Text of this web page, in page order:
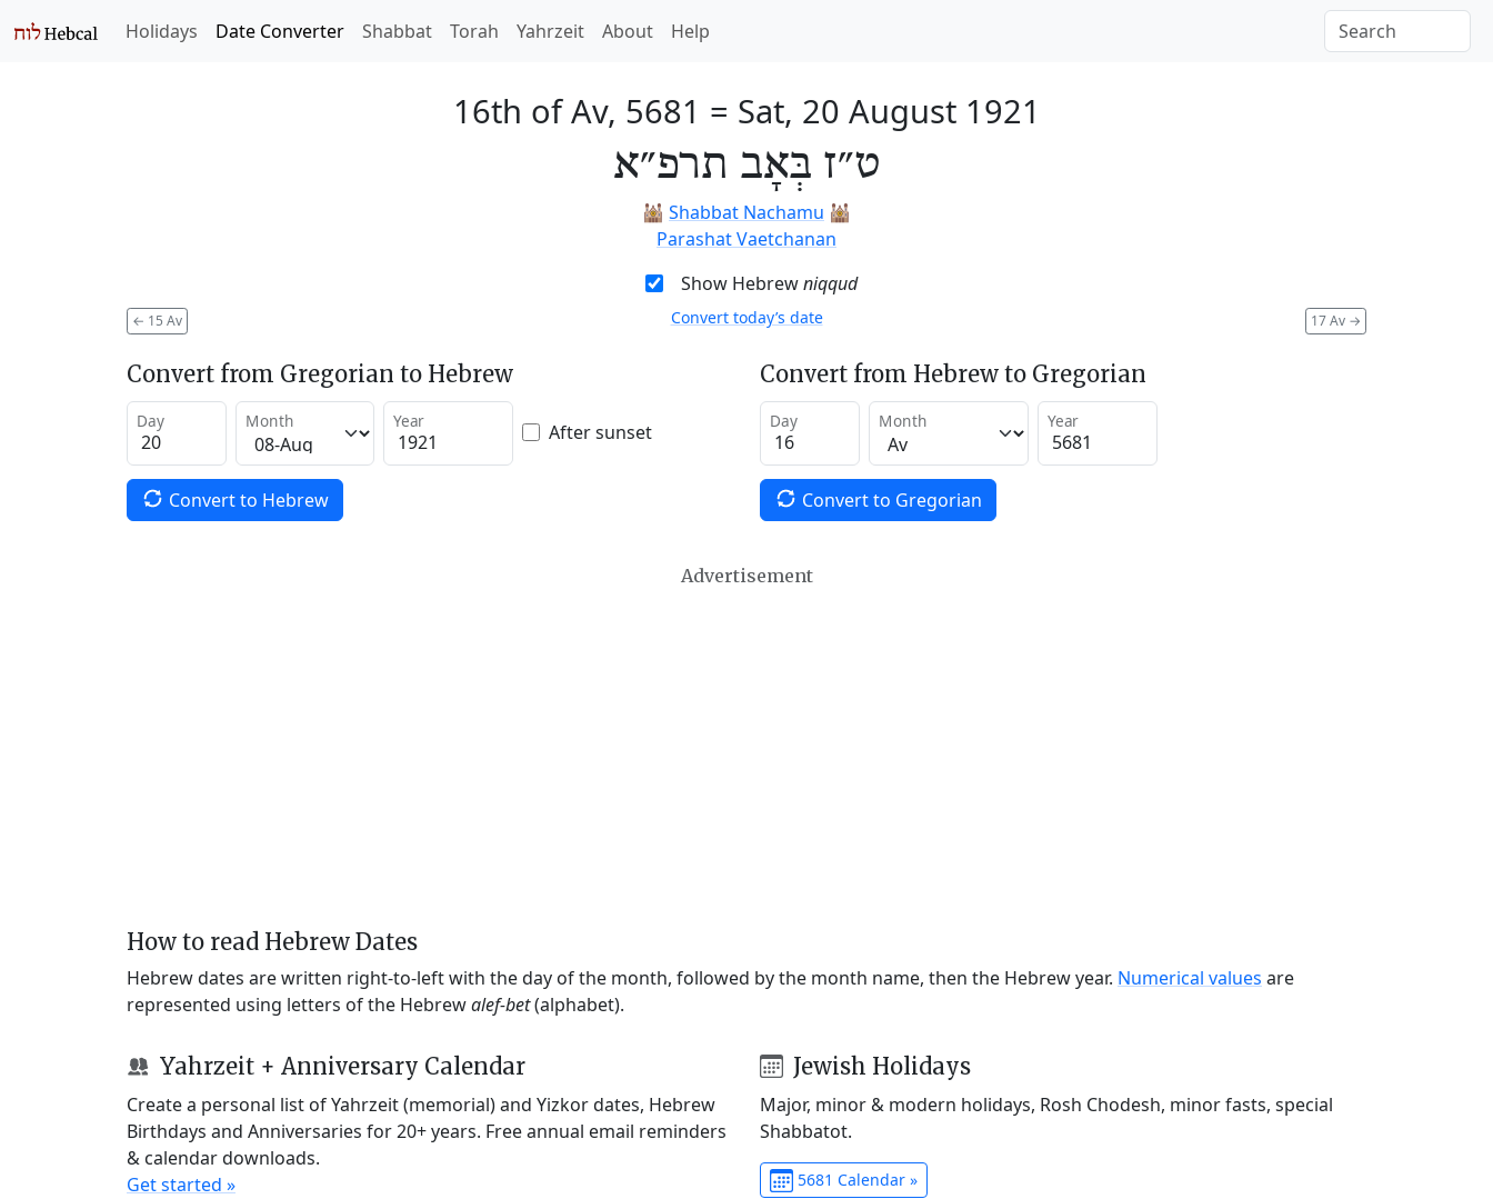
Holidays Date Converter Shabbat Torah Yahrzeit About Help
16th of Av, 5681 = Sat, 20 August 1921
ט״ז בְּאָב תרפ״א
🕍 Shabbat Nachamu 🕍
Parashat Vaetchanan
Show Hebrewniqqud
← 15 Av 17 Av →
Convert today’s date
Convert from Gregorian to Hebrew
Day Month Year After sunset
Convert to Hebrew
Convert from Hebrew to Gregorian
Day Month Year
Convert to Gregorian
Advertisement
How to read Hebrew Dates
Hebrew dates are written right-to-left with the day of the month, followed by the month name, then the Hebrew year. Numerical values are
represented using letters of the Hebrewalef-bet(alphabet).
Yahrzeit + Anniversary Calendar
Create a personal list of Yahrzeit (memorial) and Yizkor dates, Hebrew
Birthdays and Anniversaries for 20+ years. Free annual email reminders
& calendar downloads.
Get started »
Jewish Holidays
Major, minor & modern holidays, Rosh Chodesh, minor fasts, special
Shabbatot.
5681 Calendar »